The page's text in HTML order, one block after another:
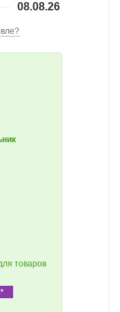
08.08.26
товаров